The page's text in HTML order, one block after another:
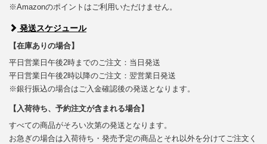
※Amazonのポイントはご利用いただけません。
発送スケジュール
【在庫ありの場合】
平日営業日午後2時までのご注文：当日発送
平日営業日午後2時以降のご注文：翌営業日発送
※銀行振込の場合はご入金確認後の発送となります。
【入荷待ち、予約注文が含まれる場合】
すべての商品がそろい次第の発送となります。
お急ぎの場合は入荷待ち・発売予定の商品とそれ以外を分けてご注文く